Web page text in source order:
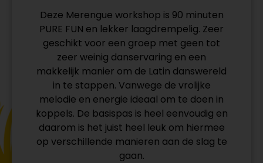
Deze Merengue workshop is 90 minuten
PURE FUN en lekker laagdrempelig. Zeer
geschikt voor een groep met geen tot
zeer weinig danservaring en een
makkelijk manier om de Latin danswereld
in te stappen. Vanwege de vrolijke
melodie en energie ideaal om te doen in
koppels. De basispas is heel eenvoudig en
daarom is het juist heel leuk om hiermee
op verschillende manieren aan de slag te
gaan.